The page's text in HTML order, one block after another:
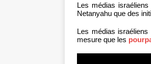
Les médias
Netanyahu que des
Les médias
mesure que les